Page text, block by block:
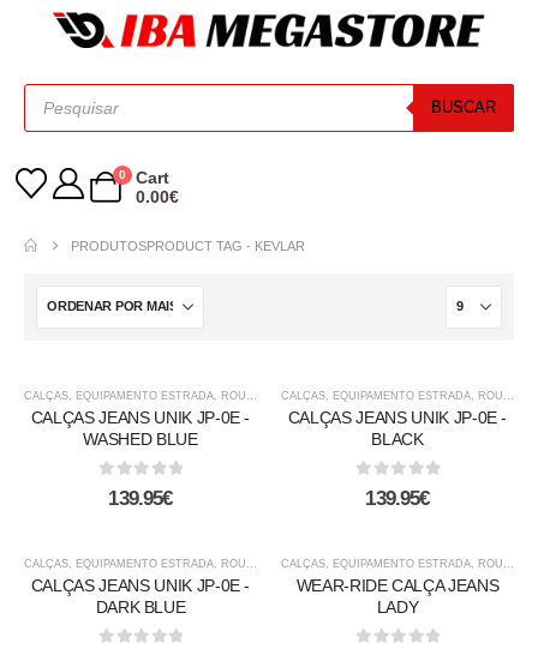
BUSCAR
0
Cart
0.00€
PRODUTOSPRODUCT TAG - KEVLAR
CALÇAS EQUIPAMENTO ESTRADA ROUPA CASUAL
CALÇAS JEANS UNIK JP-0E -
WASHED BLUE
out of 5
139.95€
CALÇAS EQUIPAMENTO ESTRADA ROUPA CASUAL
CALÇAS JEANS UNIK JP-0E -
BLACK
out of 5
139.95€
CALÇAS, EQUIPAMENTO ESTRADA, ROUPA CASUAL
CALÇAS JEANS UNIK JP-0E -
DARK BLUE
CALÇAS, EQUIPAMENTO ESTRADA, ROUPA CASUAL
WEAR-RIDE CALÇA JEANS
LADY